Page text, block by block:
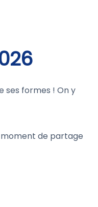
ses formes ! On y
moment de partage